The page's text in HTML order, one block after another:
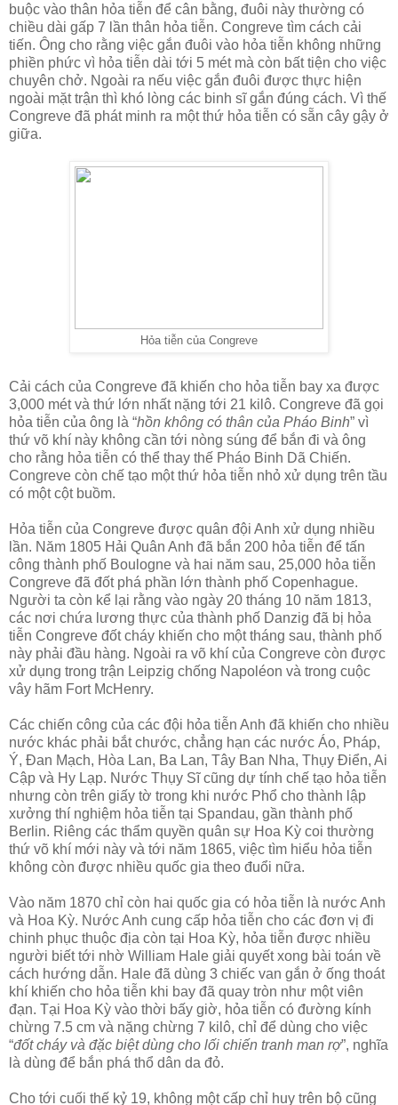
buộc vào thân hỏa tiễn để cân bằng, đuôi này thường có
chiều dài gấp 7 lần thân hỏa tiễn. Congreve tìm cách cải
tiến. Ông cho rằng việc gắn đuôi vào hỏa tiễn không những
phiền phức vì hỏa tiễn dài tới 5 mét mà còn bất tiện cho việc
chuyên chở. Ngoài ra nếu việc gắn đuôi được thực hiện
ngoài mặt trận thì khó lòng các binh sĩ gắn đúng cách. Vì thế
Congreve đã phát minh ra một thứ hỏa tiễn có sẵn cây gậy ở
giữa.
Hỏa tiễn của Congreve
Cải cách của Congreve đã khiến cho hỏa tiễn bay xa được
3,000 mét và thứ lớn nhất nặng tới 21 kilô. Congreve đã gọi
hỏa tiễn của ông là “hồn không có thân của Pháo Binh” vì
thứ võ khí này không cần tới nòng súng để bắn đi và ông
cho rằng hỏa tiễn có thể thay thế Pháo Binh Dã Chiến.
Congreve còn chế tạo một thứ hỏa tiễn nhỏ xử dụng trên tầu
có một cột buồm.
Hỏa tiễn của Congreve được quân đội Anh xử dụng nhiều
lần. Năm 1805 Hải Quân Anh đã bắn 200 hỏa tiễn để tấn
công thành phố Boulogne và hai năm sau, 25,000 hỏa tiễn
Congreve đã đốt phá phần lớn thành phố Copenhague.
Người ta còn kể lại rằng vào ngày 20 tháng 10 năm 1813,
các nơi chứa lương thực của thành phố Danzig đã bị hỏa
tiễn Congreve đốt cháy khiến cho một tháng sau, thành phố
này phải đầu hàng. Ngoài ra võ khí của Congreve còn được
xử dụng trong trận Leipzig chống Napoléon và trong cuộc
vây hãm Fort McHenry.
Các chiến công của các đội hỏa tiễn Anh đã khiến cho nhiều
nước khác phải bắt chước, chẳng hạn các nước Áo, Pháp,
Ý, Đan Mạch, Hòa Lan, Ba Lan, Tây Ban Nha, Thụy Điển, Ai
Cập và Hy Lạp. Nước Thụy Sĩ cũng dự tính chế tạo hỏa tiễn
nhưng còn trên giấy tờ trong khi nước Phổ cho thành lập
xưởng thí nghiệm hỏa tiễn tại Spandau, gần thành phố
Berlin. Riêng các thẩm quyền quân sự Hoa Kỳ coi thường
thứ võ khí mới này và tới năm 1865, việc tìm hiểu hỏa tiễn
không còn được nhiều quốc gia theo đuổi nữa.
Vào năm 1870 chỉ còn hai quốc gia có hỏa tiễn là nước Anh
và Hoa Kỳ. Nước Anh cung cấp hỏa tiễn cho các đơn vị đi
chinh phục thuộc địa còn tại Hoa Kỳ, hỏa tiễn được nhiều
người biết tới nhờ William Hale giải quyết xong bài toán về
cách hướng dẫn. Hale đã dùng 3 chiếc van gắn ở ống thoát
khí khiến cho hỏa tiễn khi bay đã quay tròn như một viên
đạn. Tại Hoa Kỳ vào thời bấy giờ, hỏa tiễn có đường kính
chừng 7.5 cm và nặng chừng 7 kilô, chỉ để dùng cho việc
“đốt cháy và đặc biệt dùng cho lối chiến tranh man rợ”, nghĩa
là dùng để bắn phá thổ dân da đỏ.
Cho tới cuối thế kỷ 19, không một cấp chỉ huy trên bộ cũng